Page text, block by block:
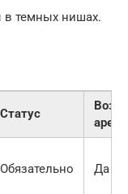
темных нишах.
Статус
Обязательно Да